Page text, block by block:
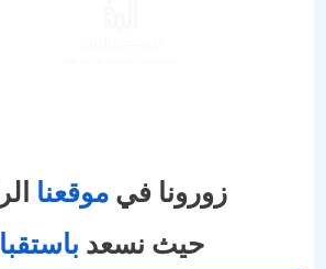
زورونا فيموقعنا
حيث نسعد